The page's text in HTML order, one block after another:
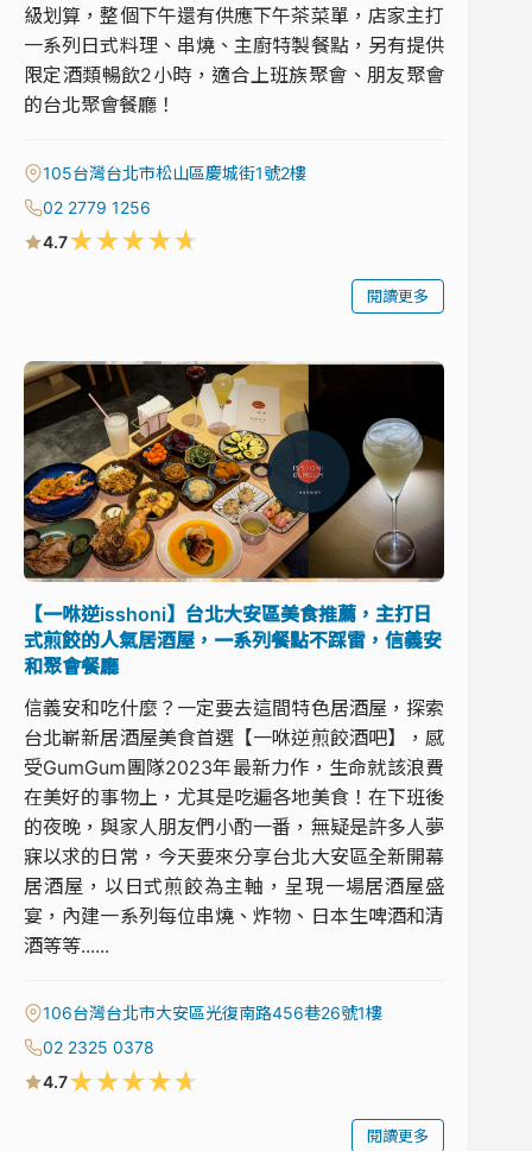
級划算，整個下午還有供應下午茶菜單，店家主打
一系列日式料理、串燒、主廚特製餐點，另有提供
限定酒類暢飲2小時，適合上班族聚會、朋友聚會
的台北聚會餐廳！
105台灣台北市松山區慶城街1號2樓
02 2779 1256
4.7★★★★★
閱讀更多
【一咻逆isshoni】台北大安區美食推薦，主打日
式煎餃的人氣居酒屋，一系列餐點不踩雷，信義安
和聚會餐廳
信義安和吃什麼？一定要去這間特色居酒屋，探索
台北嶄新居酒屋美食首選【一咻逆煎餃酒吧】，感
受GumGum團隊2023年最新力作，生命就該浪費
在美好的事物上，尤其是吃遍各地美食！在下班後
的夜晚，與家人朋友們小酌一番，無疑是許多人夢
寐以求的日常，今天要來分享台北大安區全新開幕
居酒屋，以日式煎餃為主軸，呈現一場居酒屋盛
宴，內建一系列每位串燒、炸物、日本生啤酒和清
酒等等......
106台灣台北市大安區光復南路456巷26號1樓
02 2325 0378
4.7★★★★★
閱讀更多